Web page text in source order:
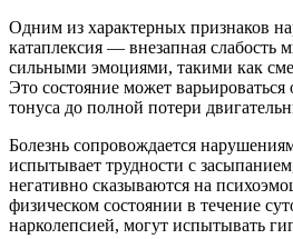
Одним из характерных признаков
катаплексия — внезапная слабость
сильными эмоциями, такими как
Это состояние может
тонуса до полной потери
Болезнь сопровождается
испытывает трудности с
негативно сказываются на
физическом состоянии в течение
нарколепсией, могут испытывать